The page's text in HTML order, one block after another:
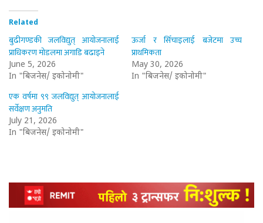
Related
बुढीगण्डकी जलविद्युत् आयोजनालाई
प्राधिकरण मोडलमा अगाडि बढाइने
June 5, 2026
In "बिजनेस/ इकोनोमी"
ऊर्जा र सिँचाइलाई बजेटमा उच्च
प्राथमिकता
May 30, 2026
In "बिजनेस/ इकोनोमी"
एक वर्षमा ९९ जलविद्युत् आयोजनालाई
सर्वेक्षण अनुमति
July 21, 2026
In "बिजनेस/ इकोनोमी"